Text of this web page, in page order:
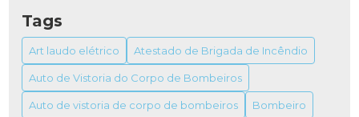
PRECISA SABER
ALVARÁ DO BOMBEIRO: COMO OBTER E SUA
IMPORTÂNCIA
ALVARÁ DO BOMBEIRO: TUDO O QUE VOCÊ
PRECISA SABER PARA OBTER O SEU
Tags
Art laudo elétrico Atestado de Brigada de Incêndio
Auto de Vistoria do Corpo de Bombeiros
Auto de vistoria de corpo de bombeiros Bombeiro